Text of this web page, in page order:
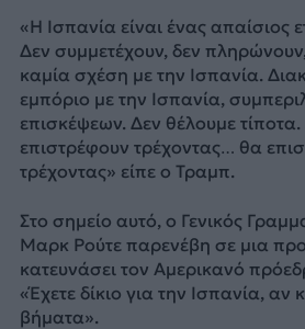
«Η Ισπανία είναι ένας απαίσιος
Δεν συμμετέχουν, δεν
καμία σχέση με την Ισπανία.
εμπόριο με την Ισπανία,
επισκέψεων. Δεν θέλουμε τίποτα.
επιστρέφουν τρέχοντας… θα
τρέχοντας» είπε ο Τραμπ.
Στο σημείο αυτό, ο Γενικός
Μαρκ Ρούτε παρενέβη σε μια
κατευνάσει τον Αμερικανό
«Έχετε δίκιο για την Ισπανία, αν
βήματα».